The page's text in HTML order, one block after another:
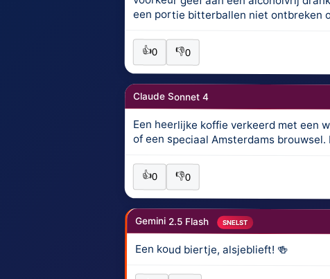
een portie bitterballen niet ontbreken
👍0 👎0
Claude Sonnet 4
Een heerlijke koffie verkeerd met een
of een speciaal Amsterdams
👍0 👎0
Gemini 2.5 Flash SNELST
Een koud biertje, alsjeblieft! 🍻